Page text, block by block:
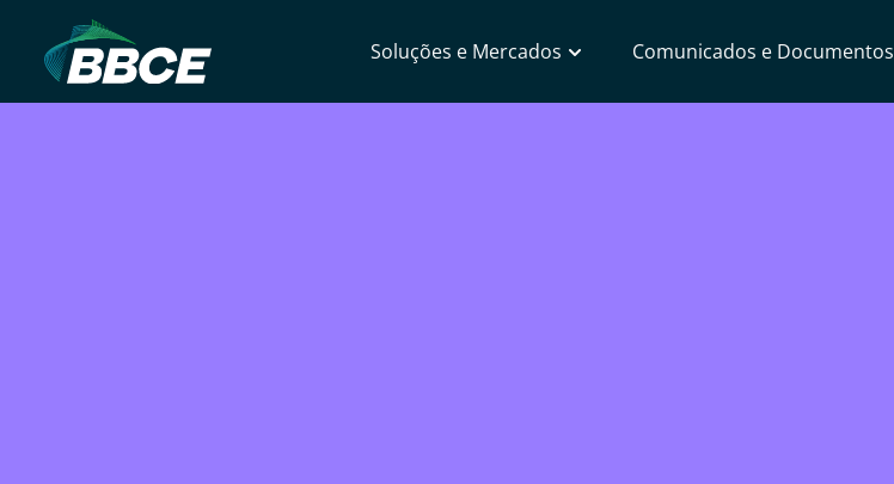
Soluções e Mercados Comunicados e Documentos